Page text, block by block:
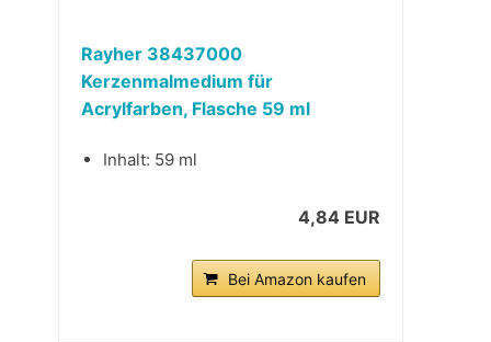
Rayher 38437000
Kerzenmalmedium für
Acrylfarben, Flasche 59 ml
Inhalt: 59 ml
4,84 EUR
Bei Amazon kaufen